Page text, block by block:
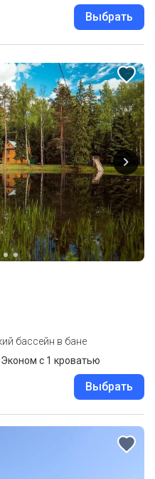
Выбрать
бассейн в бане
с 1 кроватью
Выбрать